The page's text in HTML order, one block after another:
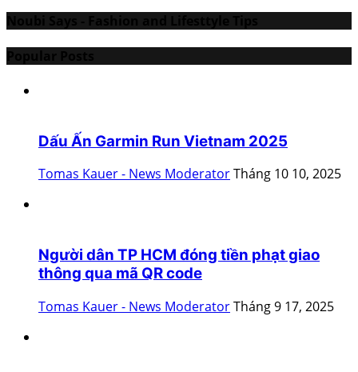
Dấu Ấn Garmin Run Vietnam 2025
Tomas Kauer - News ModeratorTháng 10 10, 2025
Người dân TP HCM đóng tiền phạt giao
thông qua mã QR code
Tomas Kauer - News ModeratorTháng 9 17, 2025